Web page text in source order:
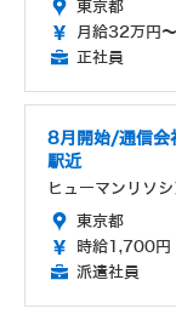
東京都
月給32万円～
正社員
8月開始/通信会
駅近
ヒューマンリソ
東京都
時給1,700円
派遣社員